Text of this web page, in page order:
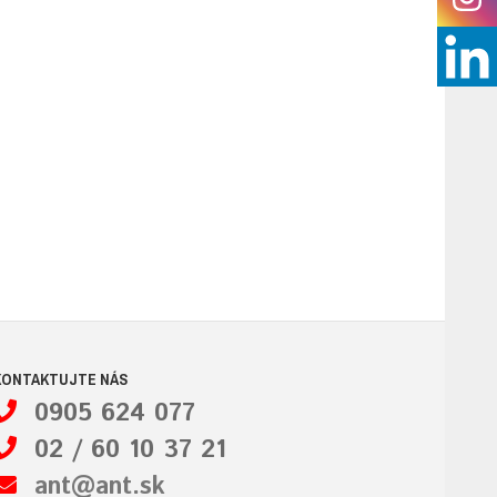
NÁS
0905 624 077
02 / 60 10 37 21
ant@ant.sk